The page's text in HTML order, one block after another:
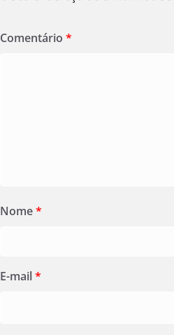
Comentário *
Nome*
E-mail*